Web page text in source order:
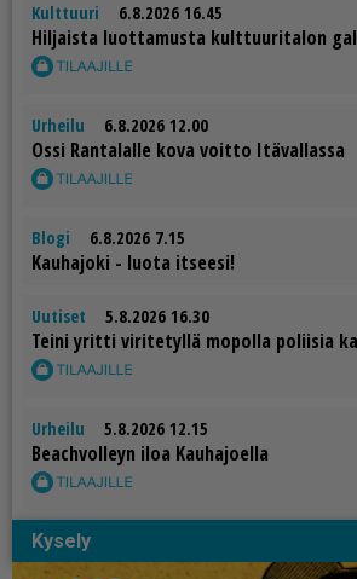
Kulttuuri 6.8.2026 16.45
Hil­jais­ta luot­ta­mus­ta kult­tuu­ri­ta­lon
Urheilu 6.8.2026 12.00
Os­si Ran­ta­lal­le kova voit­to Itä­val­las­sa
Blogi 6.8.2026 7.15
Kau­ha­jo­ki - luo­ta it­see­si!
Uutiset 5.8.2026 16.30
Tei­ni yrit­ti vi­ri­te­tyl­lä mo­pol­la po­lii­sia
Urheilu 5.8.2026 12.15
Be­ach­vol­leyn iloa Kau­ha­jo­el­la
Kysely